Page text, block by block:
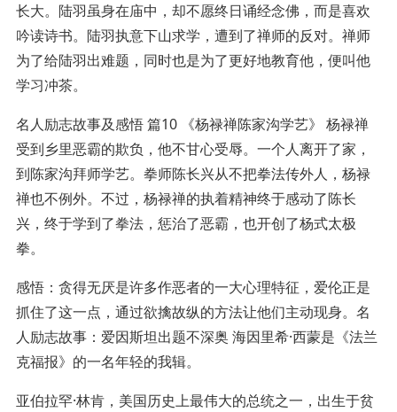
长大。陆羽虽身在庙中，却不愿终日诵经念佛，而是喜欢
吟读诗书。陆羽执意下山求学，遭到了禅师的反对。禅师
为了给陆羽出难题，同时也是为了更好地教育他，便叫他
学习冲茶。
名人励志故事及感悟 篇10 《杨禄禅陈家沟学艺》 杨禄禅
受到乡里恶霸的欺负，他不甘心受辱。一个人离开了家，
到陈家沟拜师学艺。拳师陈长兴从不把拳法传外人，杨禄
禅也不例外。不过，杨禄禅的执着精神终于感动了陈长
兴，终于学到了拳法，惩治了恶霸，也开创了杨式太极
拳。
感悟：贪得无厌是许多作恶者的一大心理特征，爱伦正是
抓住了这一点，通过欲擒故纵的方法让他们主动现身。名
人励志故事：爱因斯坦出题不深奥 海因里希·西蒙是《法兰
克福报》的一名年轻的我辑。
亚伯拉罕·林肯，美国历史上最伟大的总统之一，出生于贫